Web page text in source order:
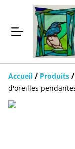
Accueil / Produits /
d'oreilles